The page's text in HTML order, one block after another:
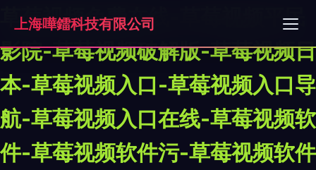
草莓视频免费在线-草莓视频平民
影院-草莓视频破解版-草莓视频日
本-草莓视频入口-草莓视频入口导
航-草莓视频入口在线-草莓视频软
件-草莓视频软件污-草莓视频软件
上海嘩鐳科技有限公司